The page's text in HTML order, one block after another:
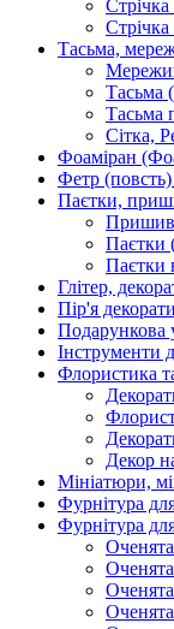
Стрічка
Тасьма,
Тасьма
Тасьма
Сітка,
Фоаміран
Фетр (повсть)
Паєтки,
Паєтки
Паєтки
Глітер,
Пір'я
Подарункова
Інструменти
Флористика
Декор
Мініатюри,
Фурнітура
Фурнітура